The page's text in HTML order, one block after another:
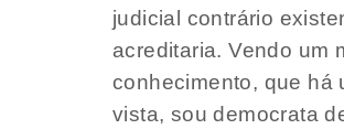
judicial contrário
acreditaria. Vendo um
conhecimento, que há
vista, sou democrata